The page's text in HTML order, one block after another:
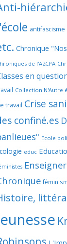
antifascisme
Chronique
de l'A2CPA
en
Collection N'Autre
travail Crise
confiné.es
Ecole
educ